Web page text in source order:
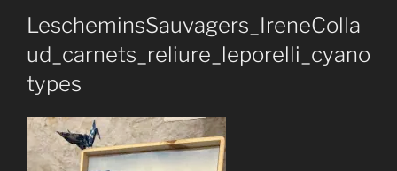
LescheminsSauvagers_IreneColla
ud_carnets_reliure_leporelli_cyano
types